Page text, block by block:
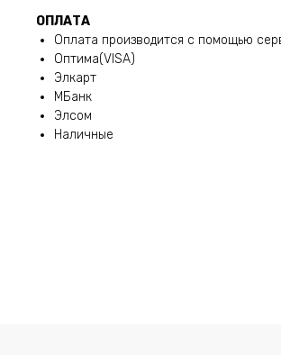
ОПЛАТА
Оплата производится с помощью
Оптима(VISA)
Элкарт
МБанк
Элсом
Наличные